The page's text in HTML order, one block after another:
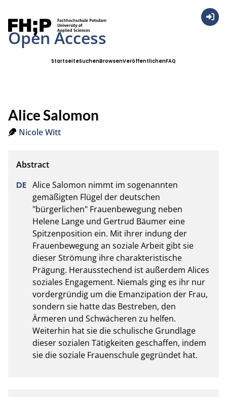
Open Access
StartseiteSuchenBrowsenVeröffentlichenFAQ
Alice Salomon
Nicole Witt
Alice Salomon nimmt im sogenannten
gemäßigten Flügel der deutschen
"bürgerlichen" Frauenbewegung neben
Helene Lange und Gertrud Bäumer eine
Spitzenposition ein. Mit ihrer indung der
Frauenbewegung an soziale Arbeit gibt sie
dieser Strömung ihre charakteristische
Prägung. Herausstechend ist außerdem Alices
soziales Engagement. Niemals ging es ihr nur
vordergründig um die Emanzipation der Frau,
sondern sie hatte das Bestreben, den
Ärmeren und Schwächeren zu helfen.
Weiterhin hat sie die schulische Grundlage
dieser sozialen Tätigkeiten geschaffen, indem
sie die soziale Frauenschule gegründet hat.